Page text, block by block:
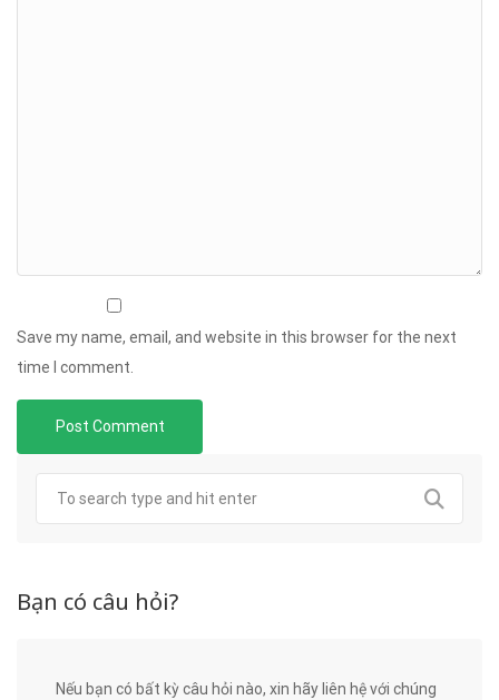
Save my name, email, and website in this browser for the next
time I comment.
Bạn có câu hỏi?
Nếu bạn có bất kỳ câu hỏi nào, xin hãy liên hệ với chúng